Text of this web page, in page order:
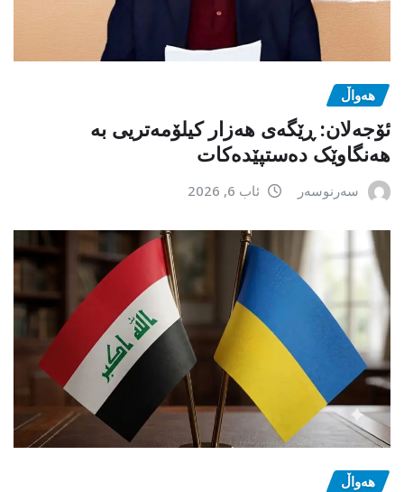
هەواڵ
ئۆجەلان: ڕێگەی هەزار کیلۆمەتریی بە
هەنگاوێک دەستپێدەکات
سەرنوسەر ئاب 6, 2026
هەواڵ